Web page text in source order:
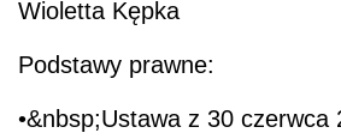
Wioletta Kępka
Podstawy prawne:
•&nbsp;Ustawa z 30 czerwca